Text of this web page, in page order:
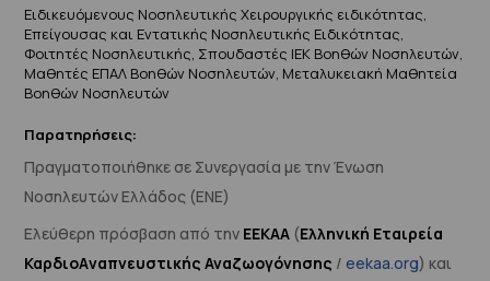
Ειδικευόμενους Νοσηλευτικής Χειρουργικής ειδικότητας,
Επείγουσας και Εντατικής Νοσηλευτικής Ειδικότητας,
Φοιτητές Νοσηλευτικής, Σπουδαστές ΙΕΚ Βοηθών Νοσηλευτών,
Μαθητές ΕΠΑΛ Βοηθών Νοσηλευτών, Μεταλυκειακή Μαθητεία
Βοηθών Νοσηλευτών
Παρατηρήσεις:
Πραγματοποιήθηκε σε Συνεργασία με την Ένωση
Νοσηλευτών Ελλάδος (ΕΝΕ)
Ελεύθερη πρόσβαση από την ΕΕΚΑΑ (Ελληνική Εταιρεία
ΚαρδιοAναπνευστικής Αναζωογόνησης /eekaa.org) και